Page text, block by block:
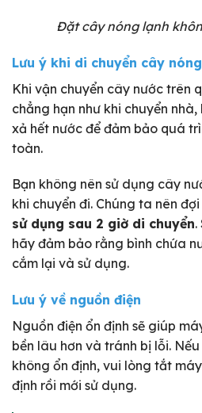
Đặt cây nóng lạnh
Lưu ý khi di chuyển cây
Khi vận chuyển cây nước trên
chẳng hạn như khi chuyển
xả hết nước để đảm bảo quá
toàn.
Bạn không nên sử dụng cây
khi chuyển đi. Chúng ta nên
sử dụng sau 2 giờ di chuyển.
hãy đảm bảo rằng bình chứa
cắm lại và sử dụng.
Lưu ý về nguồn điện
Nguồn điện ổn định sẽ giúp
bền lâu hơn và tránh bị lỗi.
không ổn định, vui lòng tắt
định rồi mới sử dụng.